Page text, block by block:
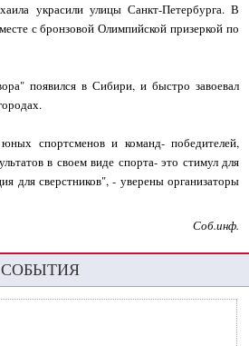
украсили улицы Санкт-Петербурга. В
с бронзовой Олимпийской призеркой по
появился в Сибири, и быстро завоевал
спортсменов и команд- победителей,
в своем виде спорта- это стимул для
для сверстников", - уверены организаторы
Соб.инф.